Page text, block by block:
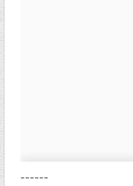
------